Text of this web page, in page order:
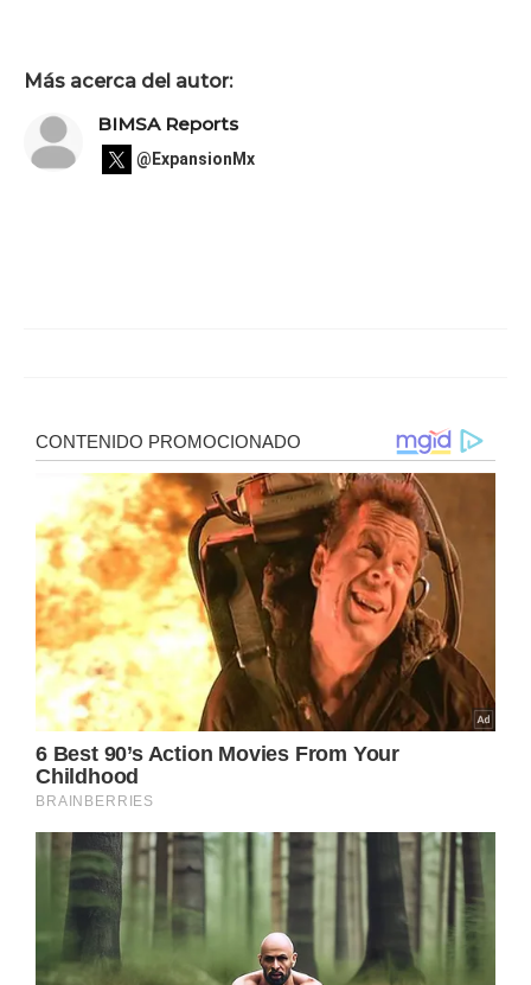
Más acerca del autor:
BIMSA Reports
@ExpansionMx